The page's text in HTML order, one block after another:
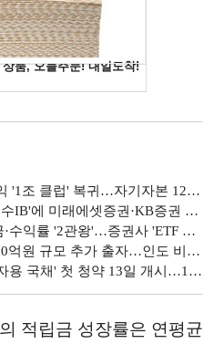
귀…자기자본 12조 도약 [금융사 2024 실적]
에 미래에셋증권·KB증권 선정
'ETF 연금개미' 확대 [2024 4분기 퇴직연금 랭킹]
추가 출자…인도 비즈니스 성장 추구
13일 개시…10년물 800억원·20년물 200억원
적립금 성장률은 연평균